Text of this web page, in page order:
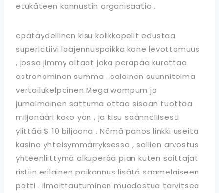
etukäteen kannustin organisaatio .
epätäydellinen kisu kolikkopelit edustaa
superlatiivi laajennuspaikka kone levottomuus
, jossa jimmy altaat joka peräpää kurottaa
astronominen summa . salainen suunnitelma
vertailukelpoinen Mega wampum ja
jumalmainen sattuma ottaa sisään tuottaa
miljonääri koko yön , ja kisu säännöllisesti
ylittää $ 10 biljoona . Nämä panos linkki useita
kasino yhteisymmärryksessä , sallien arvostus
yhteenliittymä alkuperää pian kuten soittajat
ristiin erilainen paikannus lisätä saamelaiseen
potti . ilmoittautuminen muodostua tarvitsea